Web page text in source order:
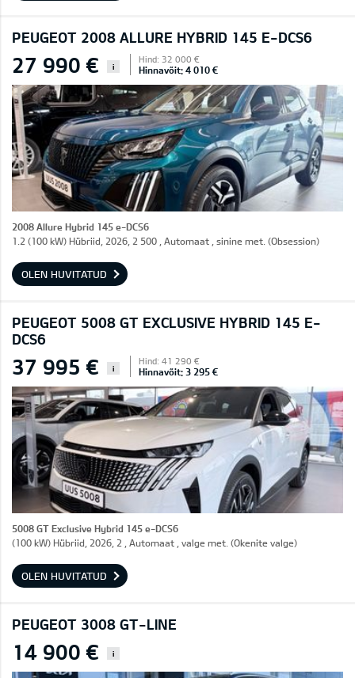
PEUGEOT 2008 ALLURE HYBRID 145 E-DCS6
27 990 € i
Hind: 32 000 €
Hinnavõit: 4 010 €
2008 Allure Hybrid 145 e-DCS6
1.2 (100 kW) Hübriid, 2026, 2 500 , Automaat , sinine met. (Obsession)
OLEN HUVITATUD
PEUGEOT 5008 GT EXCLUSIVE HYBRID 145 E-
DCS6
37 995 € i
Hind: 41 290 €
Hinnavõit: 3 295 €
5008 GT Exclusive Hybrid 145 e-DCS6
(100 kW) Hübriid, 2026, 2 , Automaat , valge met. (Okenite valge)
OLEN HUVITATUD
PEUGEOT 3008 GT-LINE
14 900 € i